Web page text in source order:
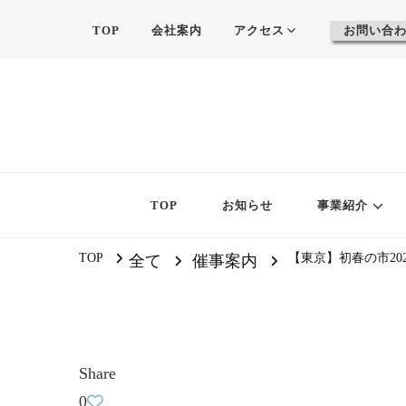
TOP 会社案内 アクセス お問い合
TOP お知らせ 事業紹介
TOP 全て 催事案内 【東京】初春の市
Share
0